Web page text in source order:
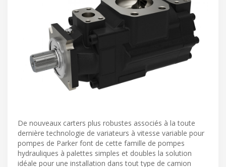
De nouveaux carters plus robustes associés à la toute
dernière technologie de variateurs à vitesse variable pour
pompes de Parker font de cette famille de pompes
hydrauliques à palettes simples et doubles la solution
idéale pour une installation dans tout type de camion